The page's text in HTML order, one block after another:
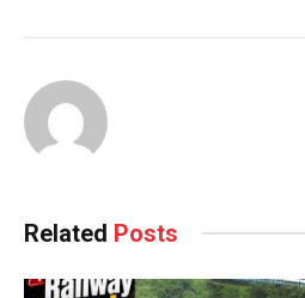
Related Posts